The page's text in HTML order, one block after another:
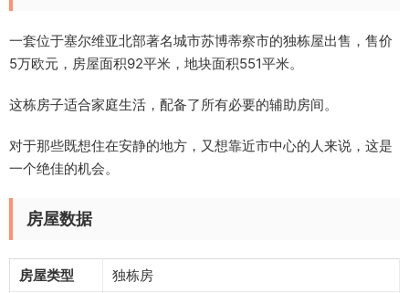
一套位于塞尔维亚北部著名城市苏博蒂察市的独栋屋出售，售价
5万欧元，房屋面积92平米，地块面积551平米。
这栋房子适合家庭生活，配备了所有必要的辅助房间。
对于那些既想住在安静的地方，又想靠近市中心的人来说，这是
一个绝佳的机会。
房屋数据
房屋类型
独栋房